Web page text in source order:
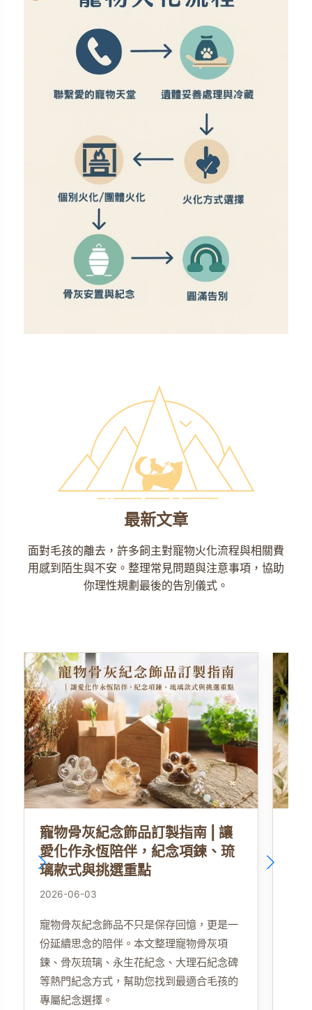
最新文章
面對毛孩的離去，許多飼主對寵物火化流程與相關費
用感到陌生與不安。整理常見問題與注意事項，協助
你理性規劃最後的告別儀式。
寵物骨灰紀念飾品訂製指南 | 讓
愛化作永恆陪伴，紀念項鍊、琉
璃款式與挑選重點
2026-06-03
寵物骨灰紀念飾品不只是保存回憶，更是一
份延續思念的陪伴。本文整理寵物骨灰項
鍊、骨灰琉璃、永生花紀念、大理石紀念碑
等熱門紀念方式，幫助您找到最適合毛孩的
專屬紀念選擇。